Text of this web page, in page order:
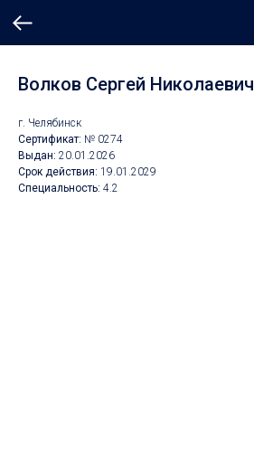
Волков Сергей Николаевич
г. Челябинск
Сертификат: № 0274
Выдан: 20.01.2026
Срок действия: 19.01 .2029
Специальность: 4.2